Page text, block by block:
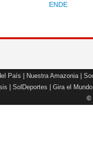
ENDE
País Nuestra Amazonia|
SolDeportes Gira el Mundo
©